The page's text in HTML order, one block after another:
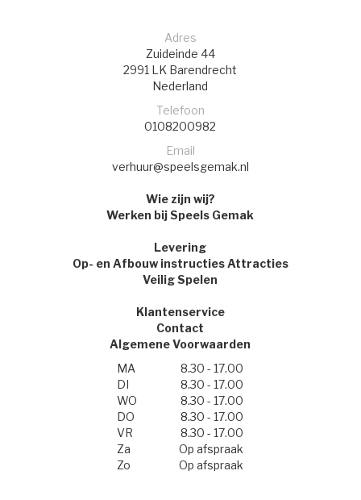
Adres
Zuideinde 44
2991 LK Barendrecht
Nederland
Telefoon
0108200982
Email
verhuur@speelsgemak.nl
Wie zijn wij?
Werken bij Speels Gemak
Levering
Op- en Afbouw instructies Attracties
Veilig Spelen
Klantenservice
Contact
Algemene Voorwaarden
MA
8.30 - 17.00
DI
8.30 - 17.00
WO
8.30 - 17.00
DO
8.30 - 17.00
VR
8.30 - 17.00
Za
Op afspraak
Zo
Op afspraak